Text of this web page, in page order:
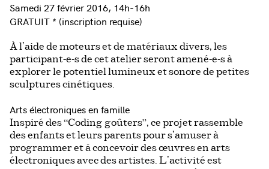
Samedi 27 février 2016, 14h-16h
GRATUIT * (inscription requise)
À l’aide de moteurs et de matériaux divers, les
participant-e-s de cet atelier seront amené-e-s à
explorer le potentiel lumineux et sonore de petites
sculptures cinétiques.
Arts électroniques en famille
Inspiré des “Coding goûters”, ce projet rassemble
des enfants et leurs parents pour s’amuser à
programmer et à concevoir des œuvres en arts
électroniques avec des artistes. L’activité est